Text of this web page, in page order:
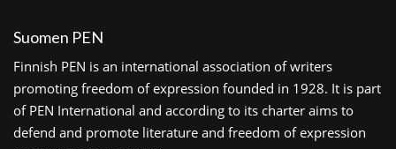
Suomen PEN
Finnish PEN is an international association of writers
promoting freedom of expression founded in 1928. It is part
of PEN International and according to its charter aims to
defend and promote literature and freedom of expression